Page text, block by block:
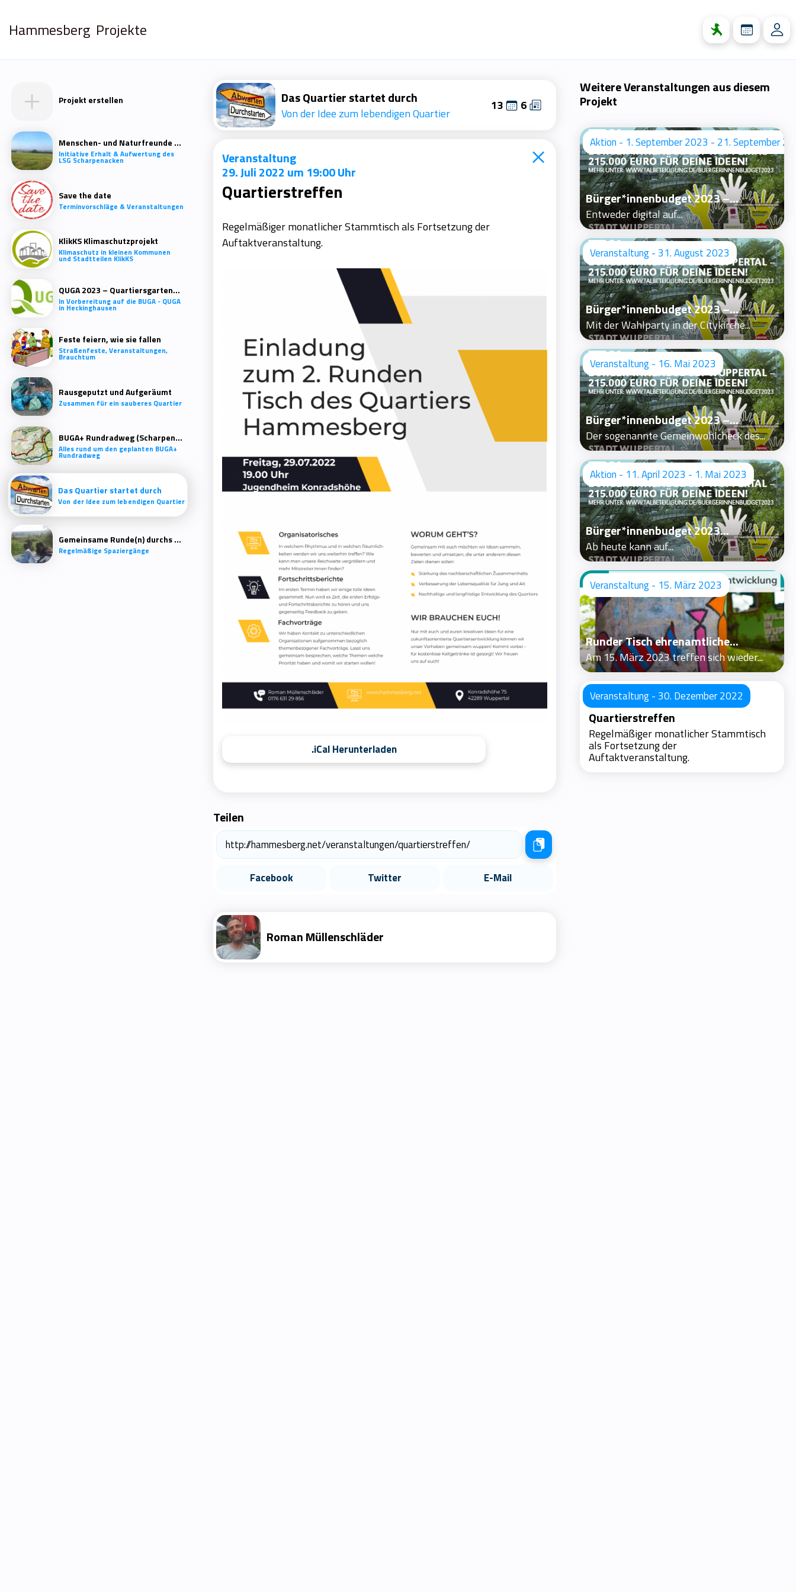
Wir nutzen Cookies auf der Quartiersplattform. Mit der Nutzung stimmst du
der Verwendung zu, jedoch verwenden wir keine Cookies von Dritten.
Datenschutz Zustimmen
Hammesberg Projekte
Projekt erstellen
Menschen- und Naturfreunde Scharpenacken
Initiative Erhalt & Aufwertung des
LSG Scharpenacken
Save the date
Terminvorschläge & Veranstaltungen
KlikKS Klimaschutzprojekt
Klimaschutz in kleinen Kommunen
und Stadtteilen KlikKS
QUGA 2023 – Quartiersgartenschau Heckinghausen
In Vorbereitung auf die BUGA - QUGA
in Heckinghausen
Feste feiern, wie sie fallen
Straßenfeste, Veranstaltungen,
Brauchtum
Rausgeputzt und Aufgeräumt
Zusammen für ein sauberes Quartier
BUGA+ Rundradweg (Scharpenacken)
Alles rund um den geplanten BUGA+
Rundradweg
Das Quartier startet durch
Von der Idee zum lebendigen Quartier
Gemeinsame Runde(n) durchs Quartier
Regelmäßige Spaziergänge
Das Quartier startet durch
Von der Idee zum lebendigen Quartier
13 6
Veranstaltung
29. Juli 2022 um 19:00 Uhr
Quartierstreffen
Regelmäßiger monatlicher Stammtisch als Fortsetzung der
Auftaktveranstaltung.
.iCal Herunterladen
Teilen
Facebook Twitter E-Mail
Roman Müllenschläder
Weitere Veranstaltungen aus diesem
Projekt
Aktion - 1. September 2023 - 21. September
Bürger*innenbudget 2023 –...
Entweder digital auf...
Veranstaltung - 31. August 2023
Bürger*innenbudget 2023 –...
Mit der Wahlparty in der Citykirche...
Veranstaltung - 16. Mai 2023
Bürger*innenbudget 2023 –...
Der sogenannte Gemeinwohlcheck des...
Aktion - 11. April 2023 - 1. Mai 2023
Bürger*innenbudget 2023...
Ab heute kann auf...
Veranstaltung - 15. März 2023
Runder Tisch ehrenamtliche...
Am 15. März 2023 treffen sich wieder...
Veranstaltung - 30. Dezember 2022
Quartierstreffen
Regelmäßiger monatlicher Stammtisch
als Fortsetzung der
Auftaktveranstaltung.